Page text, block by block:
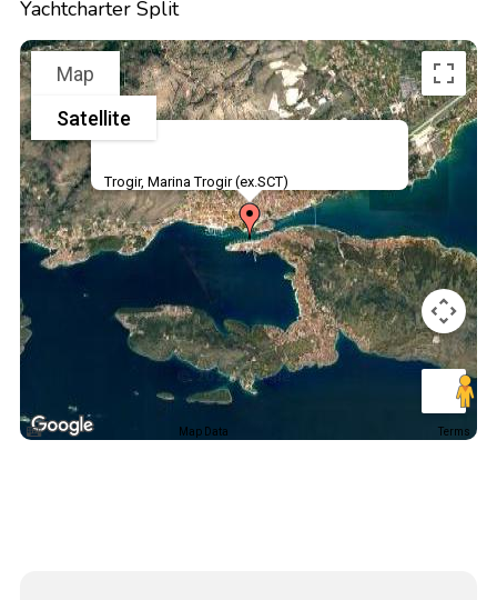
Yachtcharter Split
Trogir, Marina Trogir (ex.SCT)
Map
Satellite
Map Data Terms